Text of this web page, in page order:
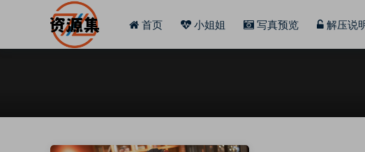
首页 小姐姐 写真预览 解压说